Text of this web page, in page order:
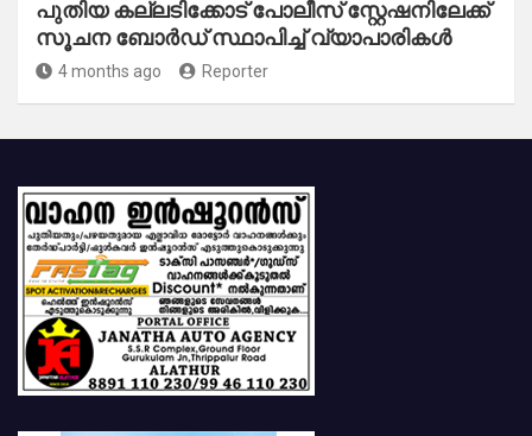
പുതിയ കല്ലടിക്കോട് പോലീസ് സ്റ്റേഷനിലേക്ക്
സൂചന ബോർഡ് സ്ഥാപിച്ച് വ്യാപാരികൾ
4 months ago Reporter